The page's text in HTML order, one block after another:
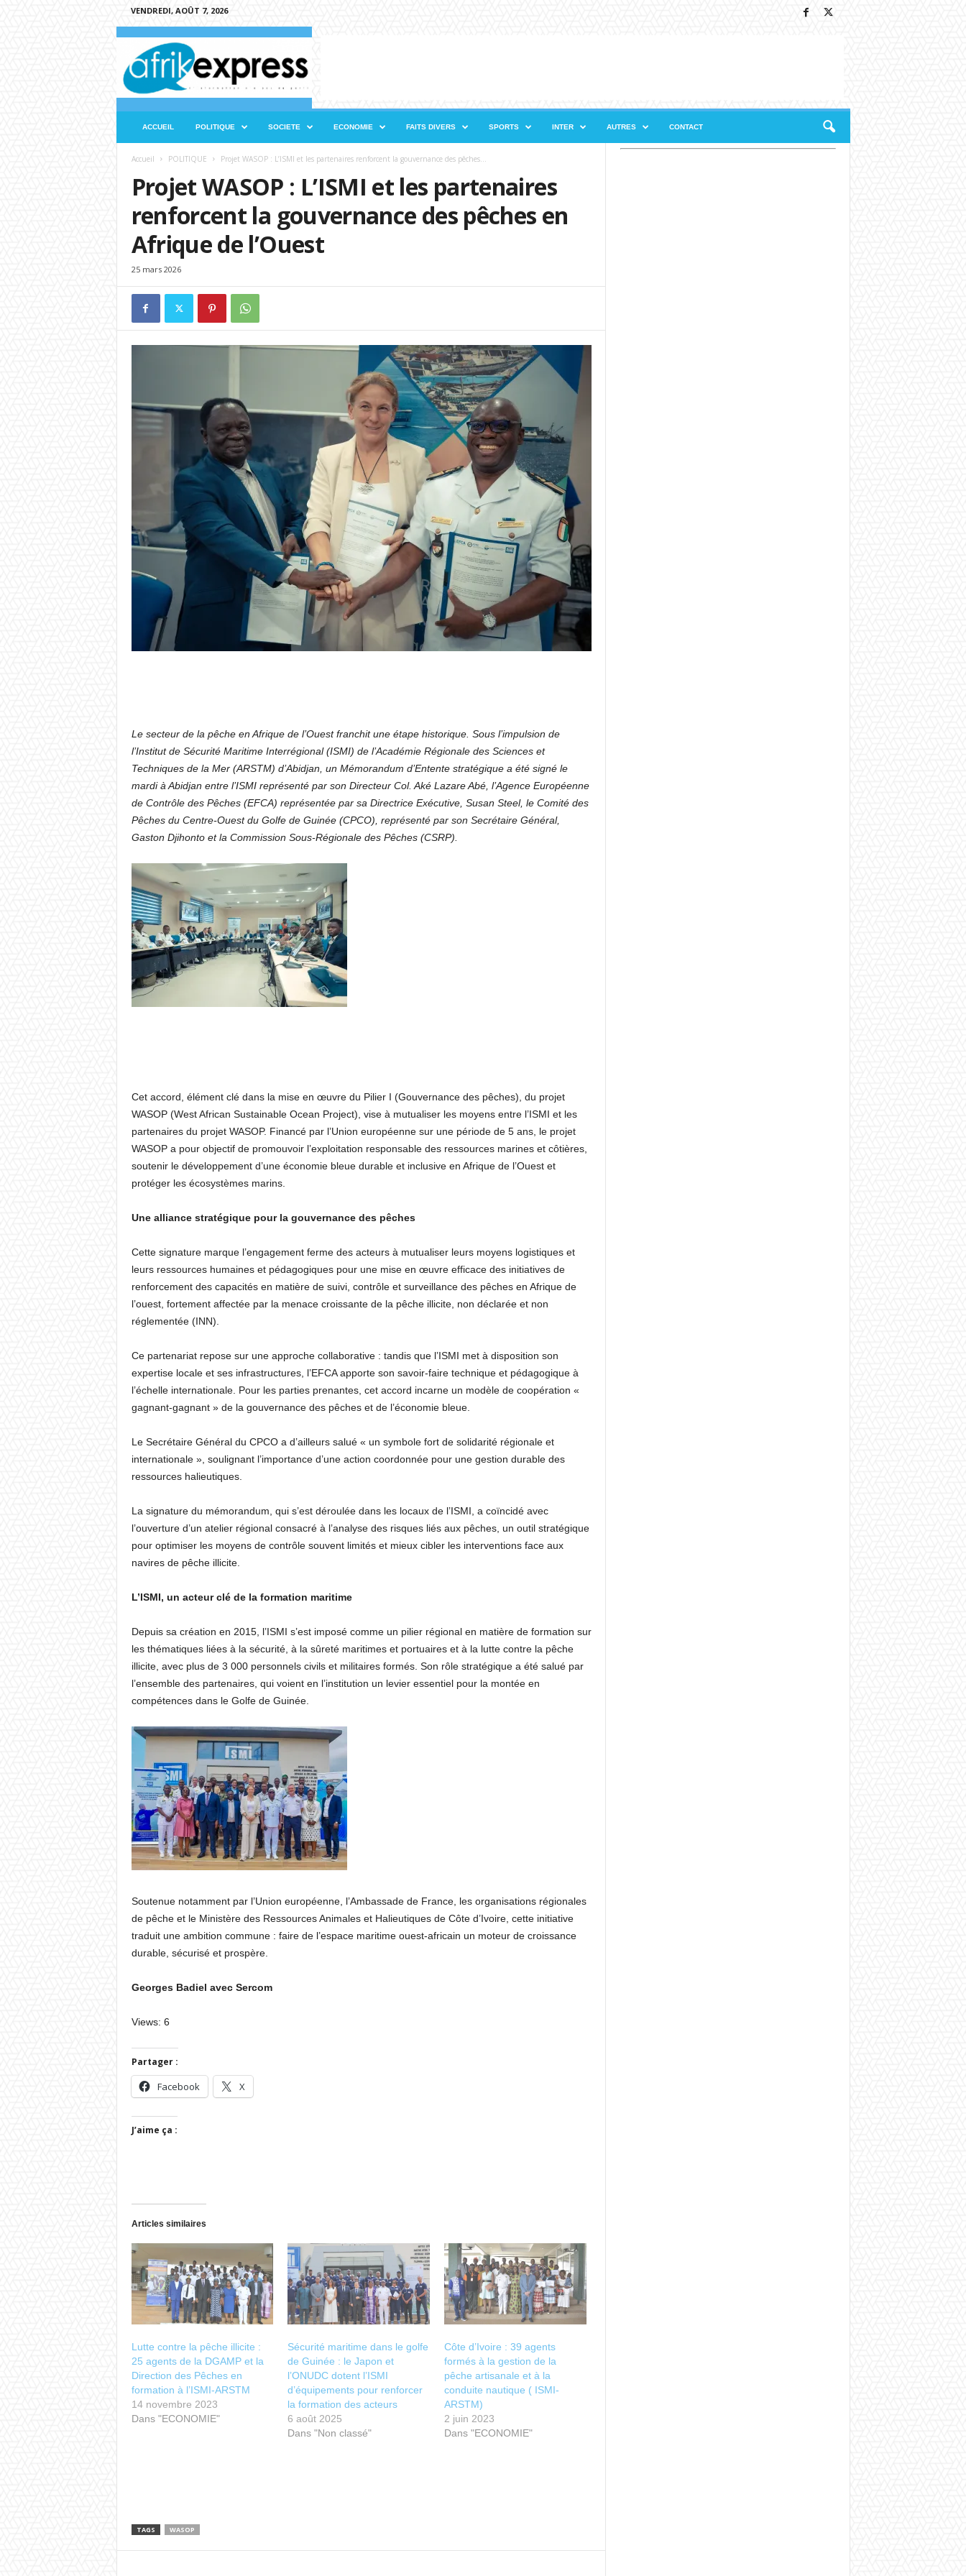
VENDREDI, AOÛT 7, 2026
e
ACCUEIL POLITIQUE SOCIETE ECONOMIE FAITS DIVERS SPORTS INTER AUTRES CONTACT
Accueil POLITIQUE Projet WASOP : L’ISMI et les partenaires renforcent la gouvernance des pêches...
Projet WASOP : L’ISMI et les partenaires
renforcent la gouvernance des pêches en
Afrique de l’Ouest
25 mars 2026
Le secteur de la pêche en Afrique de l’Ouest franchit une étape historique. Sous l’impulsion de
l’Institut de Sécurité Maritime Interrégional (ISMI) de l’Académie Régionale des Sciences et
Techniques de la Mer (ARSTM) d’Abidjan, un Mémorandum d’Entente stratégique a été signé le
mardi à Abidjan entre l’ISMI représenté par son Directeur Col. Aké Lazare Abé, l’Agence Européenne
de Contrôle des Pêches (EFCA) représentée par sa Directrice Exécutive, Susan Steel, le Comité des
Pêches du Centre-Ouest du Golfe de Guinée (CPCO), représenté par son Secrétaire Général,
Gaston Djihonto et la Commission Sous-Régionale des Pêches (CSRP).
Cet accord, élément clé dans la mise en œuvre du Pilier I (Gouvernance des pêches), du projet
WASOP (West African Sustainable Ocean Project), vise à mutualiser les moyens entre l’ISMI et les
partenaires du projet WASOP. Financé par l’Union européenne sur une période de 5 ans, le projet
WASOP a pour objectif de promouvoir l’exploitation responsable des ressources marines et côtières,
soutenir le développement d’une économie bleue durable et inclusive en Afrique de l’Ouest et
protéger les écosystèmes marins.
Une alliance stratégique pour la gouvernance des pêches
Cette signature marque l’engagement ferme des acteurs à mutualiser leurs moyens logistiques et
leurs ressources humaines et pédagogiques pour une mise en œuvre efficace des initiatives de
renforcement des capacités en matière de suivi, contrôle et surveillance des pêches en Afrique de
l’ouest, fortement affectée par la menace croissante de la pêche illicite, non déclarée et non
réglementée (INN).
Ce partenariat repose sur une approche collaborative : tandis que l’ISMI met à disposition son
expertise locale et ses infrastructures, l’EFCA apporte son savoir-faire technique et pédagogique à
l’échelle internationale. Pour les parties prenantes, cet accord incarne un modèle de coopération «
gagnant-gagnant » de la gouvernance des pêches et de l’économie bleue.
Le Secrétaire Général du CPCO a d’ailleurs salué « un symbole fort de solidarité régionale et
internationale », soulignant l’importance d’une action coordonnée pour une gestion durable des
ressources halieutiques.
La signature du mémorandum, qui s’est déroulée dans les locaux de l’ISMI, a coïncidé avec
l’ouverture d’un atelier régional consacré à l’analyse des risques liés aux pêches, un outil stratégique
pour optimiser les moyens de contrôle souvent limités et mieux cibler les interventions face aux
navires de pêche illicite.
L’ISMI, un acteur clé de la formation maritime
Depuis sa création en 2015, l’ISMI s’est imposé comme un pilier régional en matière de formation sur
les thématiques liées à la sécurité, à la sûreté maritimes et portuaires et à la lutte contre la pêche
illicite, avec plus de 3 000 personnels civils et militaires formés. Son rôle stratégique a été salué par
l’ensemble des partenaires, qui voient en l’institution un levier essentiel pour la montée en
compétences dans le Golfe de Guinée.
Soutenue notamment par l’Union européenne, l’Ambassade de France, les organisations régionales
de pêche et le Ministère des Ressources Animales et Halieutiques de Côte d’Ivoire, cette initiative
traduit une ambition commune : faire de l’espace maritime ouest-africain un moteur de croissance
durable, sécurisé et prospère.
Georges Badiel avec Sercom
Views: 6
Partager :
Facebook X
J’aime ça :
Articles similaires
Lutte contre la pêche illicite :
25 agents de la DGAMP et la
Direction des Pêches en
formation à l’ISMI-ARSTM
14 novembre 2023
Dans "ECONOMIE"
Sécurité maritime dans le golfe
de Guinée : le Japon et
l’ONUDC dotent l’ISMI
d’équipements pour renforcer
la formation des acteurs
6 août 2025
Dans "Non classé"
Côte d’Ivoire : 39 agents
formés à la gestion de la
pêche artisanale et à la
conduite nautique ( ISMI-
ARSTM)
2 juin 2023
Dans "ECONOMIE"
TAGS WASOP